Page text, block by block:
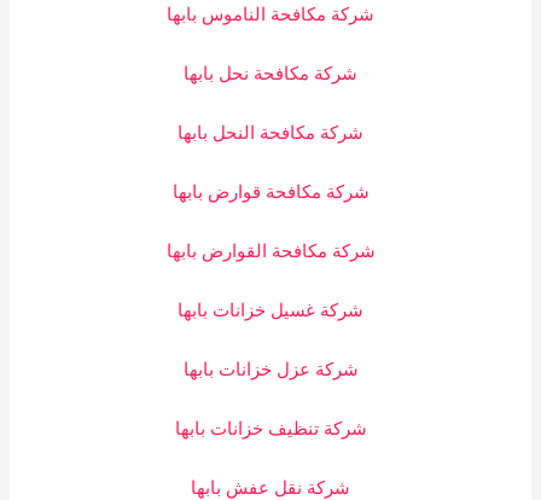
شركة مكافحة الناموس بابها
شركة مكافحة نحل بابها
شركة مكافحة النحل بابها
شركة مكافحة قوارض بابها
شركة مكافحة القوارض بابها
شركة غسيل خزانات بابها
شركة عزل خزانات بابها
شركة تنظيف خزانات بابها
شركة نقل عفش بابها